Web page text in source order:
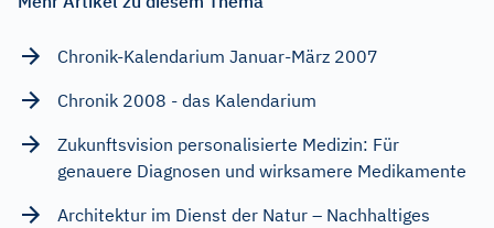
Chronik-Kalendarium Januar-März 2007
Chronik 2008 - das Kalendarium
Zukunftsvision personalisierte Medizin: Für
genauere Diagnosen und wirksamere Medikamente
Architektur im Dienst der Natur – Nachhaltiges